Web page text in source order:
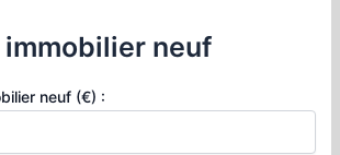
neuf
neuf (€) :